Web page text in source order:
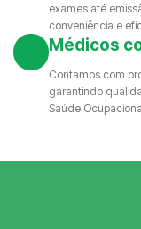
exames até
conveniência e
Médicos
Contamos com
garantindo
Saúde